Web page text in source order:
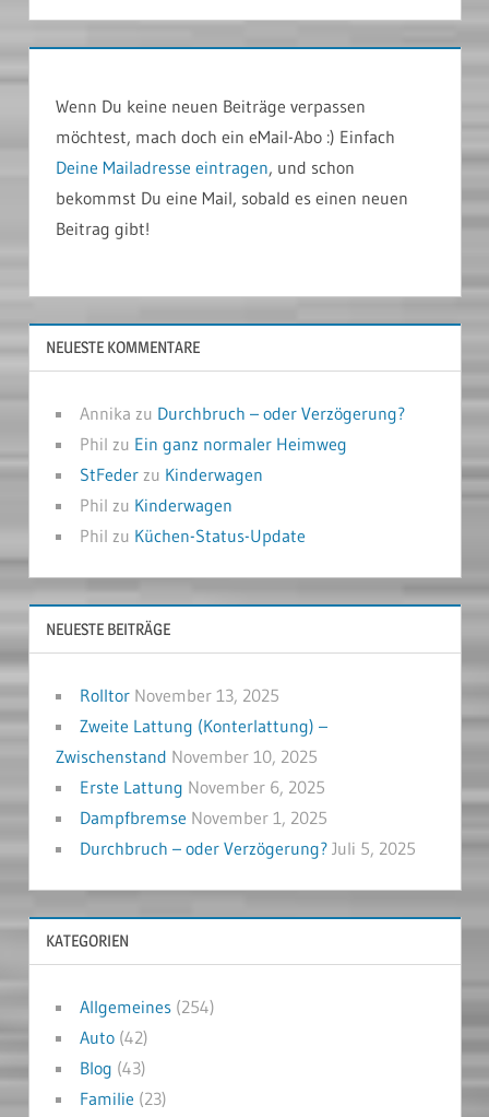
Wenn Du keine neuen Beiträge verpassen
möchtest, mach doch ein eMail-Abo :) Einfach
Deine Mailadresse eintragen, und schon
bekommst Du eine Mail, sobald es einen neuen
Beitrag gibt!
NEUESTE KOMMENTARE
Annika zu Durchbruch – oder Verzögerung?
Phil zu Ein ganz normaler Heimweg
StFederzu Kinderwagen
Phil zu Kinderwagen
Phil zu Küchen-Status-Update
NEUESTE BEITRÄGE
Rolltor November 13, 2025
Zweite Lattung (Konterlattung) –
Zwischenstand November 10, 2025
Erste Lattung November 6, 2025
Dampfbremse November 1, 2025
Durchbruch – oder Verzögerung? Juli 5, 2025
KATEGORIEN
Allgemeines(254)
Auto(42)
Blog (43)
Familie (23)